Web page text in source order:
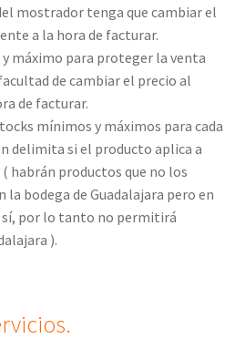
mostrador tenga que cambiar el
a la hora de facturar.
máximo para proteger la venta
de cambiar el precio al
de facturar.
mínimos y máximos para cada
delimita si el producto aplica a
habrán productos que no los
la bodega de Guadalajara pero en
sí, por lo tanto no permitirá
).